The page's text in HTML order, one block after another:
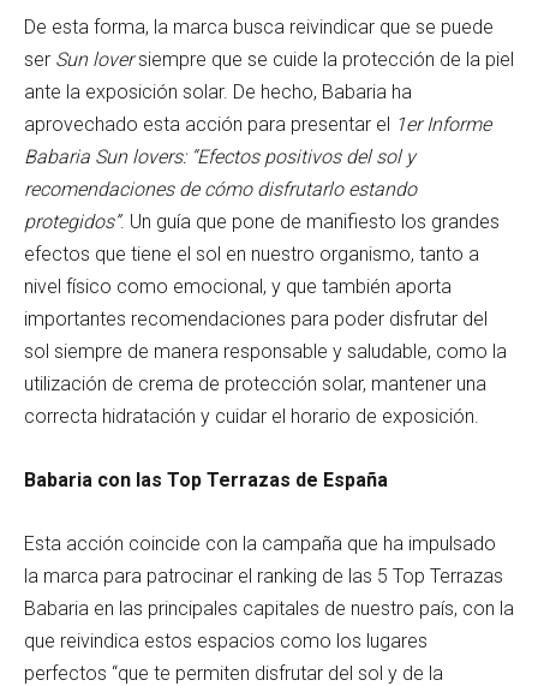
De esta forma, la marca busca reivindicar que se puede
ser Sun loversiempre que se cuide la protección de la piel
ante la exposición solar. De hecho, Babaria ha
aprovechado esta acción para presentar el 1er Informe
Babaria Sun lovers: “Efectos positivos del sol y
recomendaciones de cómo disfrutarlo estando
protegidos”. Un guía que pone de manifiesto los grandes
efectos que tiene el sol en nuestro organismo, tanto a
nivel físico como emocional, y que también aporta
importantes recomendaciones para poder disfrutar del
sol siempre de manera responsable y saludable, como la
utilización de crema de protección solar, mantener una
correcta hidratación y cuidar el horario de exposición.
Babaria con las Top Terrazas de España
Esta acción coincide con la campaña que ha impulsado
la marca para patrocinar el ranking de las 5 Top Terrazas
Babaria en las principales capitales de nuestro país, con la
que reivindica estos espacios como los lugares
perfectos “que te permiten disfrutar del sol y de la